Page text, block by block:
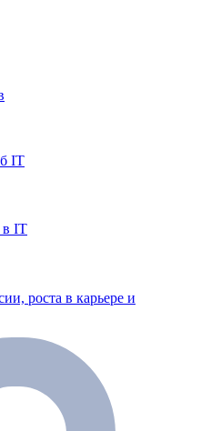
IT
в IT
роста в карьере и